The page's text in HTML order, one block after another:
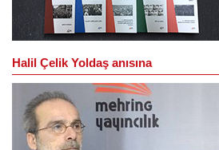
Halil Çelik Yoldaş anısına